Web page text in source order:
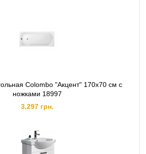
Colombo "Акцент" 170х70 см с
ножками 18997
3,297 грн.